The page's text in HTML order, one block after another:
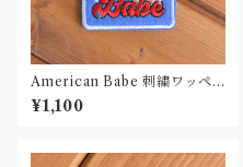
American Babe 刺繍ワッペ
ン Patch
¥1,100